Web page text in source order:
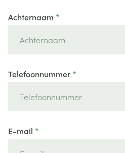
Achternaam
Telefoonnummer
E-mail